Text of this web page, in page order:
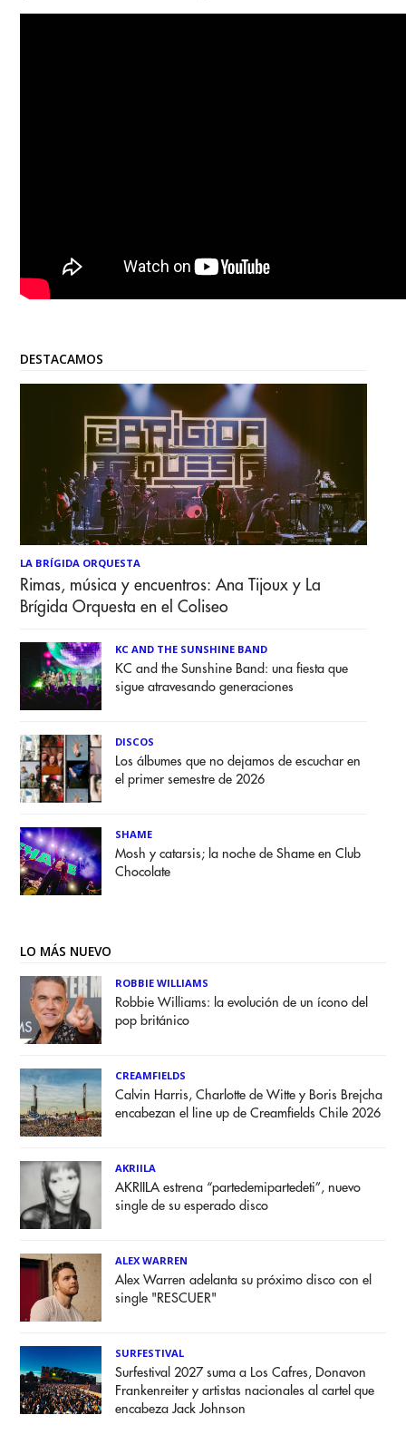
DESTACAMOS
LA BRÍGIDA ORQUESTA
Rimas, música y encuentros: Ana Tijoux y La
Brígida Orquesta en el Coliseo
KC AND THE SUNSHINE BAND
KC and the Sunshine Band: una fiesta que
sigue atravesando generaciones
DISCOS
Los álbumes que no dejamos de escuchar en
el primer semestre de 2026
SHAME
Mosh y catarsis; la noche de Shame en Club
Chocolate
LO MÁS NUEVO
ROBBIE WILLIAMS
Robbie Williams: la evolución de un ícono del
pop británico
CREAMFIELDS
Calvin Harris, Charlotte de Witte y Boris Brejcha
encabezan el line up de Creamfields Chile 2026
AKRIILA
AKRIILA estrena “partedemipartedeti”, nuevo
single de su esperado disco
ALEX WARREN
Alex Warren adelanta su próximo disco con el
single "RESCUER"
SURFESTIVAL
Surfestival 2027 suma a Los Cafres, Donavon
Frankenreiter y artistas nacionales al cartel que
encabeza Jack Johnson